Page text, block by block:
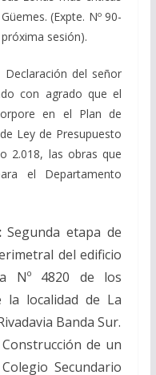
(Expte. Nº 90-
sesión).
del señor
con agrado que el
en el Plan de
Ley de Presupuesto
2.018, las obras que
el Departamento
Segunda etapa de
del edificio
Nº 4820 de los
la localidad de La
Banda Sur.
de un
Secundario